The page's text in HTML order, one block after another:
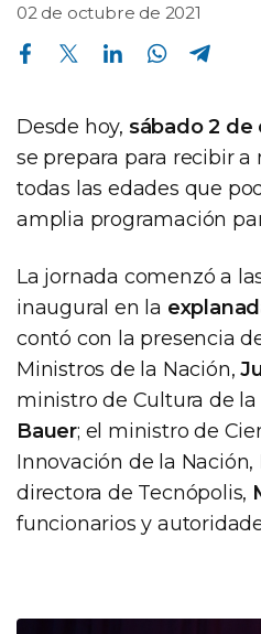
02 de octubre de 2021
Compartir en Facebook Compartir en Twitter Compartir en Linkedin Compartir en Whatsapp
Desde hoy, sábado 2 de
se prepara para recibir
todas las edades que
amplia programación
La jornada comenzó a
inaugural en la
contó con la presencia
Ministros de la Nación,
ministro de Cultura de la
Bauer; el ministro de
Innovación de la Nación,
directora de Tecnópolis,
funcionarios y